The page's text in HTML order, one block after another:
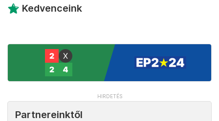
Kedvenceink
Partnereinktől